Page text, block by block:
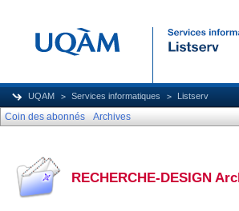
UQAM Services informatiques Listserv
Coin des abonnés Archives
RECHERCHE-DESIGN